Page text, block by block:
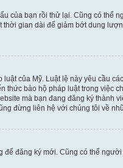
của bạn rồi thử lại. Cũng có thể
gian dài để giảm bớt dung
của Mỹ. Luật lệ này yêu cầu
bảo hộ pháp luật trong việc
mà bạn đang đăng ký thành
đừng liên hệ với chúng tôi về
đăng ký mới. Cũng có thể